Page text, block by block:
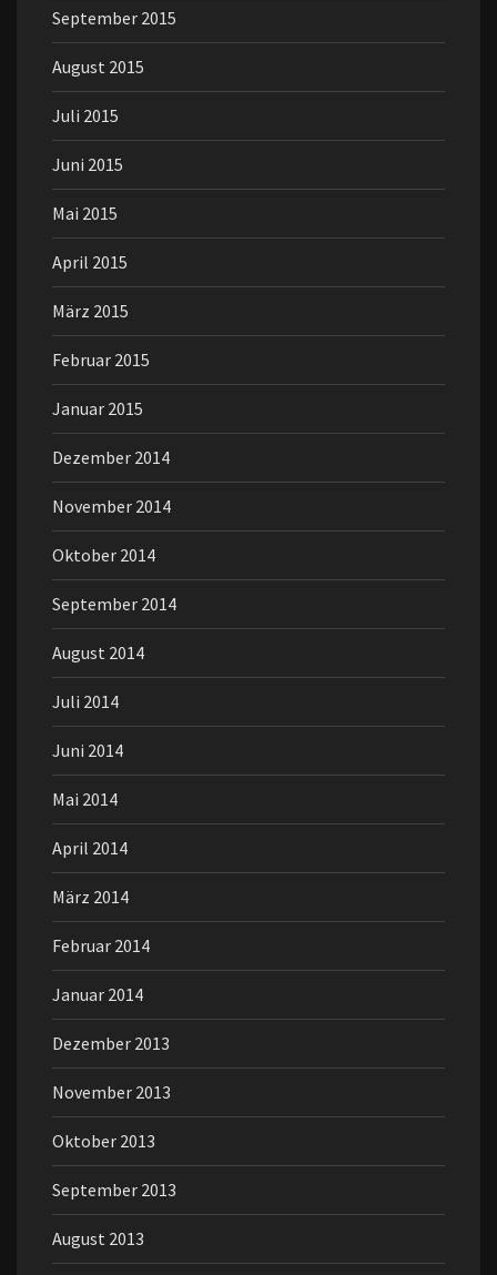
September 2015
August 2015
Juli 2015
Juni 2015
Mai 2015
April 2015
März 2015
Februar 2015
Januar 2015
Dezember 2014
November 2014
Oktober 2014
September 2014
August 2014
Juli 2014
Juni 2014
Mai 2014
April 2014
März 2014
Februar 2014
Januar 2014
Dezember 2013
November 2013
Oktober 2013
September 2013
August 2013